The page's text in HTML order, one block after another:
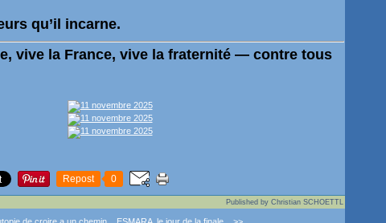
qu’il incarne.
vive la France, vive la fraternité — contre tous
Repost 0
Published by Christian SCHOETTL